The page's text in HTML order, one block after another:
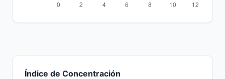
Índice de Concentración